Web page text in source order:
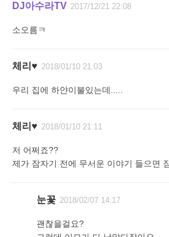
DJ아수라TV 2017/12/21 22:08
소오름ㅋ
체리♥ 2018/01/10 21:03
우리 집에 하얀이불있는데.....
체리♥ 2018/01/10 21:11
저 어쩌죠??
제가 잠자기 전에 무서운 이야기 들으면
눈꽃 2018/02/07 14:17
괜찮을걸요?